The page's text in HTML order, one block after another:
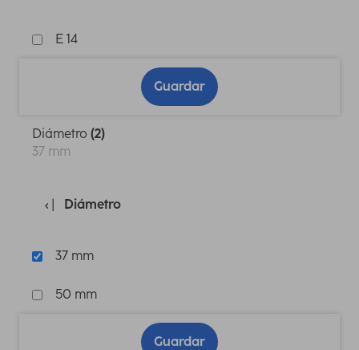
E 14
Guardar
Diámetro (2)
37 mm
Diámetro
37 mm
50 mm
Guardar